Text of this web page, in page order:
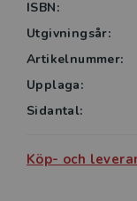
ISBN:
Utgivningsår:
Artikelnummer:
Upplaga:
Sidantal:
Köp- och